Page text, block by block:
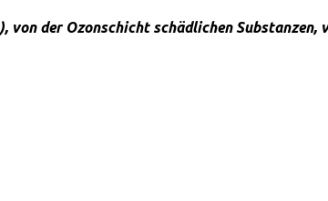
von der Ozonschicht schädlichen